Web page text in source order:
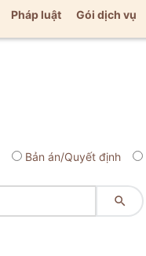
Pháp luật Gói dịch vụ
Bản án/Quyết định
